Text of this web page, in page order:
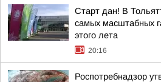
Старт дан! В
самых масштабных
этого лета
20:16
Роспотребнадзор